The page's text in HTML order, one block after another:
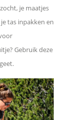
je maatjes
tas inpakken en
Gebruik deze